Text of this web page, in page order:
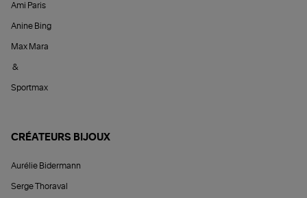
Ami Paris
Anine Bing
Max Mara
&
Sportmax
CRÉATEURS BIJOUX
Aurélie Bidermann
Serge Thoraval